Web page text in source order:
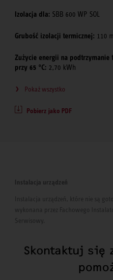
Izolacja dla: SBB 600 WP SOL
Grubość izolacji termicznej: 110
Zużycie energii na podtrzymanie
przy 65 °C: 2,70 kWh
Pokaż wszystko
Pobierz jako PDF
Instalacja urządzeń
Instalacja urządzeń, które nie są
wykonana przez Fachowego
Serwisowy.
Skontaktuj się